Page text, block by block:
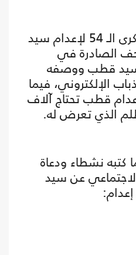
وقال النشطاء في الذكرى الـ 54 لإعدام سيد
الصادرة في
سيد قطب ووصفه
الإلكتروني، فيما
قطب تحتاج آلاف
الذي تعرض له.
كتبه نشطاء ودعاة
عن سيد